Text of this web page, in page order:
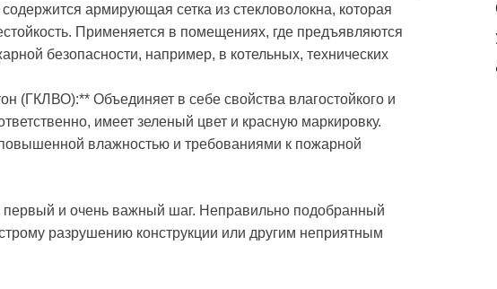
содержится армирующая сетка из стекловолокна, которая
Применяется в помещениях, где предъявляются
безопасности, например, в котельных, технических
(ГКЛВО):** Объединяет в себе свойства влагостойкого и
имеет зеленый цвет и красную маркировку.
влажностью и требованиями к пожарной
первый и очень важный шаг. Неправильно подобранный
разрушению конструкции или другим неприятным